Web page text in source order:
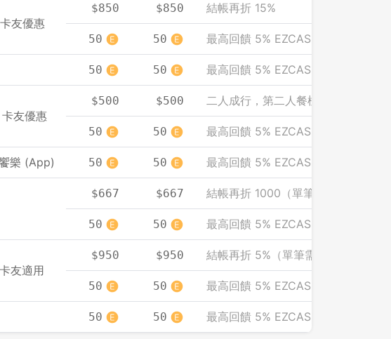
友優惠
$850 $850 結帳再折 15%
50 50 最高回饋 5% EZCASH
50 50 最高回饋 5% EZCASH
友優惠
$500 $500 二人成行，第二人餐標免費（人均計）
50 50 最高回饋 5% EZCASH
樂 (App) 50 50 最高回饋 5% EZCASH
$667 $667 結帳再折 1000（單筆需滿 3000）
50 50 最高回饋 5% EZCASH
友適用
$950 $950 結帳再折 5%（單筆需滿 2000）
50 50 最高回饋 5% EZCASH
50 50 最高回饋 5% EZCASH